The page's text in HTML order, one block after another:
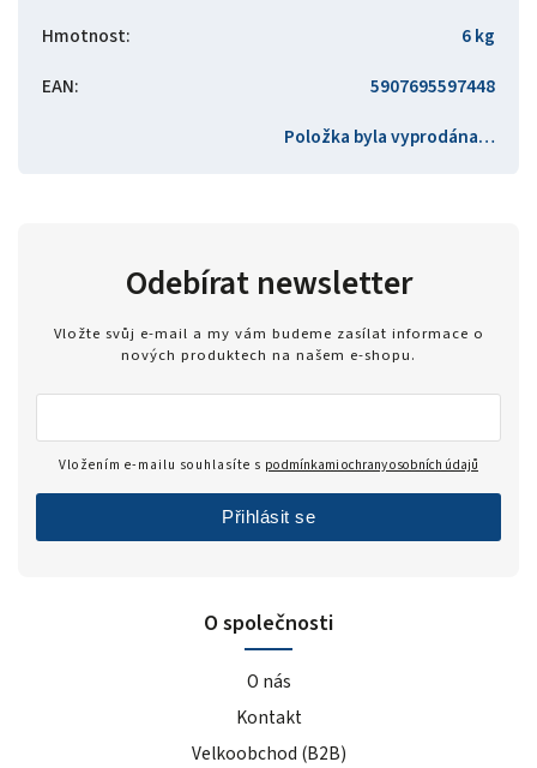
Hmotnost:
6 kg
EAN:
5907695597448
Položka byla vyprodána…
O společnosti
O nás
Kontakt
Velkoobchod (B2B)
Odebírat newsletter
Vložte svůj e-mail a my vám budeme zasílat informace o
nových produktech na našem e-shopu.
Vložením e-mailu souhlasíte s podmínkami ochrany osobních údajů
Přihlásit se